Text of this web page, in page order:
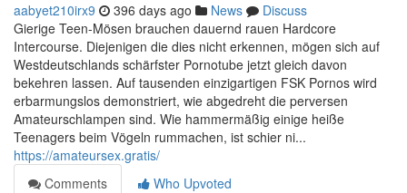
aabyet210irx9 396 days ago News
Discuss
Gierige Teen-Mösen brauchen dauernd rauen Hardcore
Intercourse. Diejenigen die dies nicht erkennen, mögen sich auf
Westdeutschlands schärfster Pornotube jetzt gleich davon
bekehren lassen. Auf tausenden einzigartigen FSK Pornos wird
erbarmungslos demonstriert, wie abgedreht die perversen
Amateurschlampen sind. Wie hammermäßig einige heiße
Teenagers beim Vögeln rummachen, ist schier ni...
https://amateursex.gratis/
Comments
Who Upvoted